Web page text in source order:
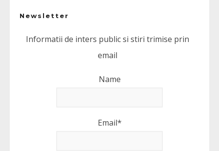
Newsletter
Informatii de inters public si stiri trimise prin
email
Name
Email*